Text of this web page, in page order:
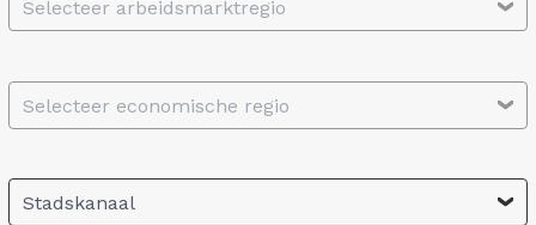
Selecteer arbeidsmarktregio
Selecteer economische regio
Stadskanaal